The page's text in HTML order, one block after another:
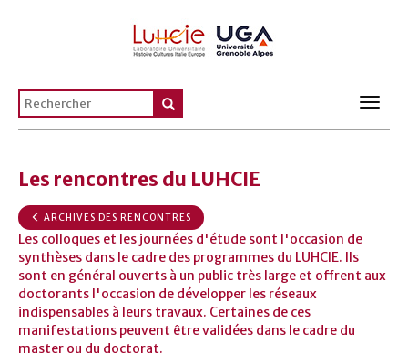
Les rencontres du LUHCIE
ARCHIVES DES RENCONTRES
Les colloques et les journées d'étude sont l'occasion de
synthèses dans le cadre des programmes du LUHCIE. Ils
sont en général ouverts à un public très large et offrent aux
doctorants l'occasion de développer les réseaux
indispensables à leurs travaux. Certaines de ces
manifestations peuvent être validées dans le cadre du
master ou du doctorat.